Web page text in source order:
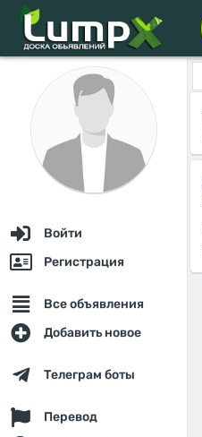
Войти
Регистрация
Все объявления
Добавить новое
Телеграм боты
Перевод